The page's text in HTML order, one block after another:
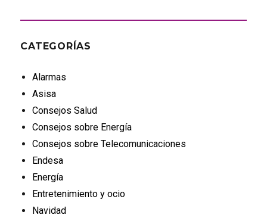
CATEGORÍAS
Alarmas
Asisa
Consejos Salud
Consejos sobre Energía
Consejos sobre Telecomunicaciones
Endesa
Energía
Entretenimiento y ocio
Navidad